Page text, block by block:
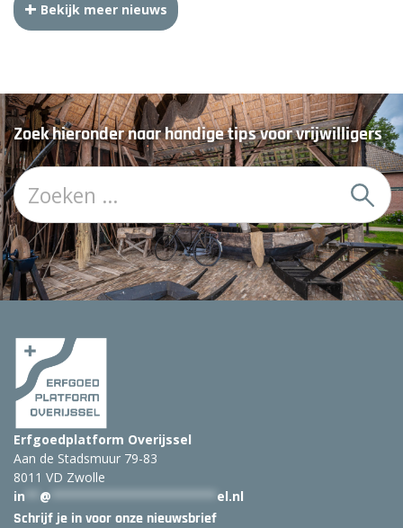
Bekijk meer nieuws
Zoek hieronder naar handige tips voor vrijwilligers
Z
o
e
k
:
Erfgoedplatform Overijssel
Aan de Stadsmuur 79-83
8011 VD Zwolle
in
@ el.nl
Schrijf je in voor onze nieuwsbrief